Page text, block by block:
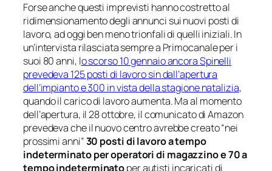
Forse anche questi imprevisti hanno costretto al
ridimensionamento degli annunci sui nuovi posti di
lavoro, ad oggi ben meno trionfali di quelli iniziali. In
un’intervista rilasciata sempre a Primocanale per i
suoi 80 anni, lo scorso 10 gennaio ancora Spinelli
prevedeva 125 posti di lavoro sin dall’apertura
dell’impianto e 300 in vista della stagione natalizia,
quando il carico di lavoro aumenta. Ma al momento
dell’apertura, il 28 ottobre, il comunicato di Amazon
prevedeva che il nuovo centro avrebbe creato “nei
prossimi anni”30 posti di lavoro a tempo
indeterminato per operatori di magazzino e 70 a
tempo indeterminatoper autisti incaricati di